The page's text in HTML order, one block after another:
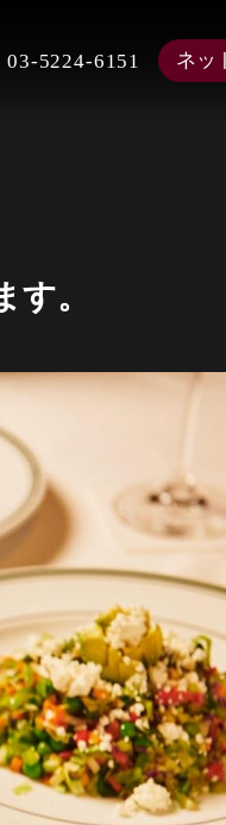
03-5224-6151 ネッ
。